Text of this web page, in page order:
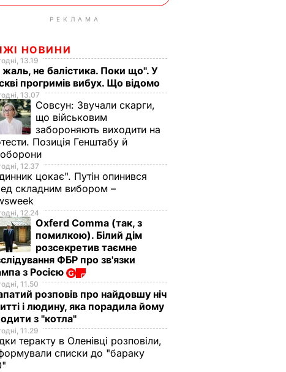
РЕКЛАМА
НОВИНИ
13.19
не балістика. Поки що". У
прогримів вибух. Що відомо
13.07
Совсун: Звучали скарги,
що військовим
забороняють виходити на
Позиція Генштабу й
12.37
цокає". Путін опинився
складним вибором –
12.24
Oxferd Comma (так, з
помилкою). Білий дім
розсекретив таємне
ФБР про зв'язки
з Росією
11.50
розповів про найдовшу ніч
і людину, яка порадила йому
з "котла"
11.29
теракту в Оленівці розповіли,
списки до "бараку